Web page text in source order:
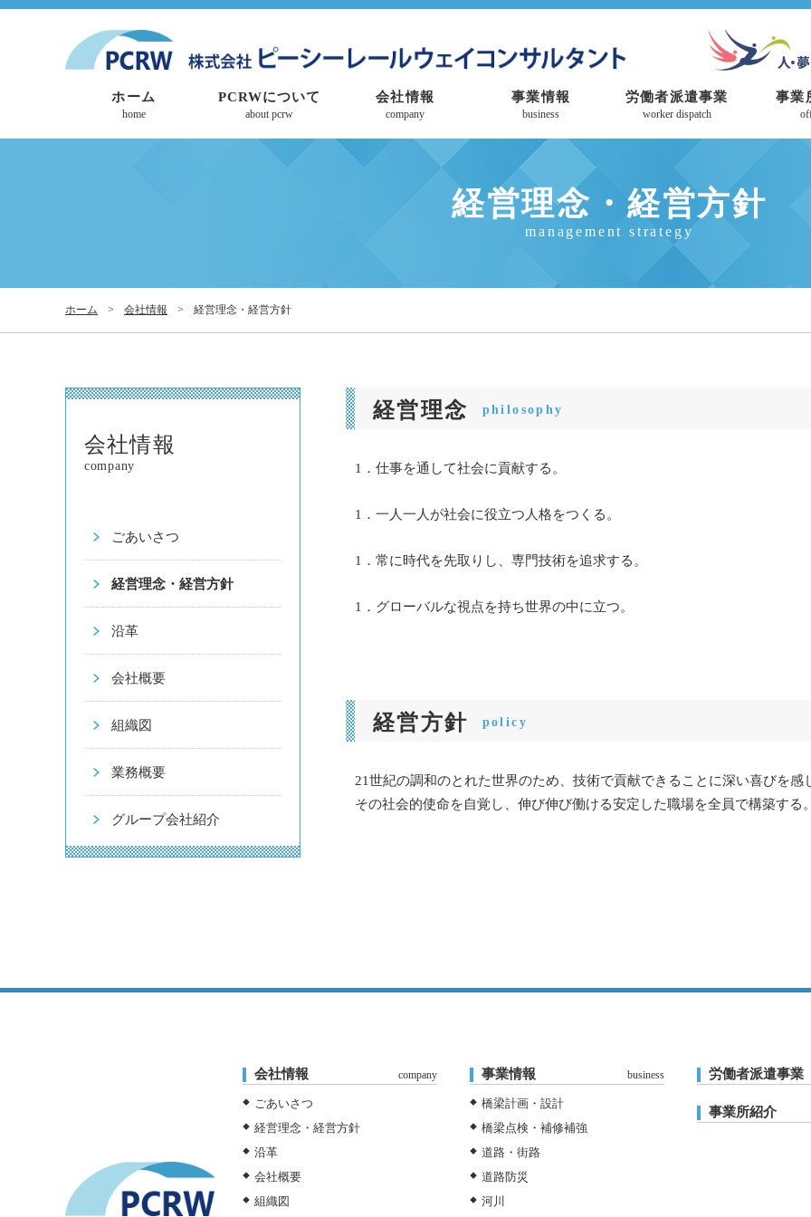
ホーム
home
PCRWについて
about pcrw
会社情報
company
事業情報
business
労働者派遣事業
worker dispatch
事業
経営理念・経営方針
management strategy
ホーム > 会社情報 > 経営理念・経営方針
経営理念 philosophy
1．仕事を通して社会に貢献する。
1．一人一人が社会に役立つ人格をつくる。
1．常に時代を先取りし、専門技術を追求する。
1．グローバルな視点を持ち世界の中に立つ。
経営方針 policy
21世紀の調和のとれた世界のため、技術で貢献できることに深い喜びを感
その社会的使命を自覚し、伸び伸び働ける安定した職場を全員で構築する
会社情報
company
ごあいさつ
経営理念・経営方針
沿革
会社概要
組織図
業務概要
グループ会社紹介
会社情報 company
ごあいさつ
経営理念・経営方針
沿革
会社概要
組織図
事業情報 business
橋梁計画・設計
橋梁点検・補修補強
道路・街路
道路防災
河川
労働者派遣事業
事業所紹介